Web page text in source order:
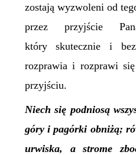
zostają wyzwoleni od
przez przyjście
który skutecznie i bez
rozprawia i rozprawi
przyjściu.
Niech się podniosą
góry i pagórki obniżą;
urwiska, a strome